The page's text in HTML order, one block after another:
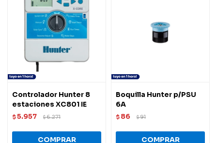
Controlador Hunter 8
estaciones XC801 IE
$5.957 $6.271
Boquilla Hunter p/PSU
6A
$ 86 $91